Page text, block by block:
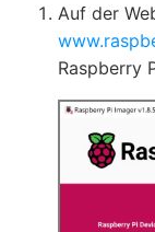
Auf der
Raspberry